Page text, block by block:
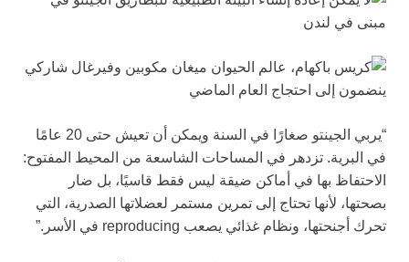
“يربي الجينتو صغارًا في السنة ويمكن أن تعيش حتى 20 عامًا
في البرية. تزدهر في المساحات الشاسعة من المحيط المفتوح:
الاحتفاظ بها في أماكن ضيقة ليس فقط قاسيًا، بل ضار
بصحتها، لأنها تحتاج إلى تمرين مستمر لعضلاتها الصدرية، التي
تحرك أجنحتها، ونظام غذائي يصعب reproducing في الأسر.”